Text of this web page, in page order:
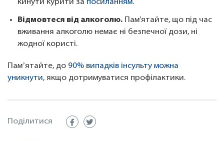
кинути курити за посиланням.
Відмовтеся від алкоголю. Пам’ятайте, що під час
вживання алкоголю немає ні безпечної дози, ні
жодної користі.
Памʼятайте, до 90% випадків інсульту можна
уникнути, якщо дотримуватися профілактики.
Поділитися